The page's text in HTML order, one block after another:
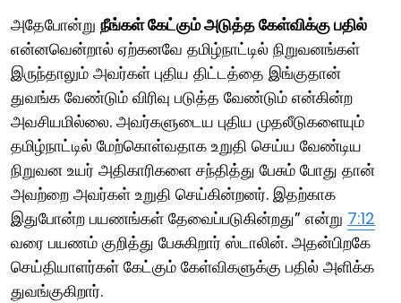
அதேபோன்று நீங்கள் கேட்கும் அடுத்த கேள்விக்கு பதில்
என்னவென்றால் ஏற்கனவே தமிழ்நாட்டில் நிறுவனங்கள்
இருந்தாலும் அவர்கள் புதிய திட்டத்தை இங்குதான்
துவங்க வேண்டும் விரிவு படுத்த வேண்டும் என்கின்ற
அவசியமில்லை. அவர்களுடைய புதிய முதலீடுகளையும்
தமிழ்நாட்டில் மேற்கொள்வதாக உறுதி செய்ய வேண்டிய
நிறுவன உயர் அதிகாரிகளை சந்தித்து பேசும் போது தான்
அவற்றை அவர்கள் உறுதி செய்கின்றனர். இதற்காக
இதுபோன்ற பயணங்கள் தேவைப்படுகின்றது” என்று 7:12
வரை பயணம் குறித்து பேசுகிறார் ஸ்டாலின். அதன்பிறகே
செய்தியாளர்கள் கேட்கும் கேள்விகளுக்கு பதில் அளிக்க
துவங்குகிறார்.